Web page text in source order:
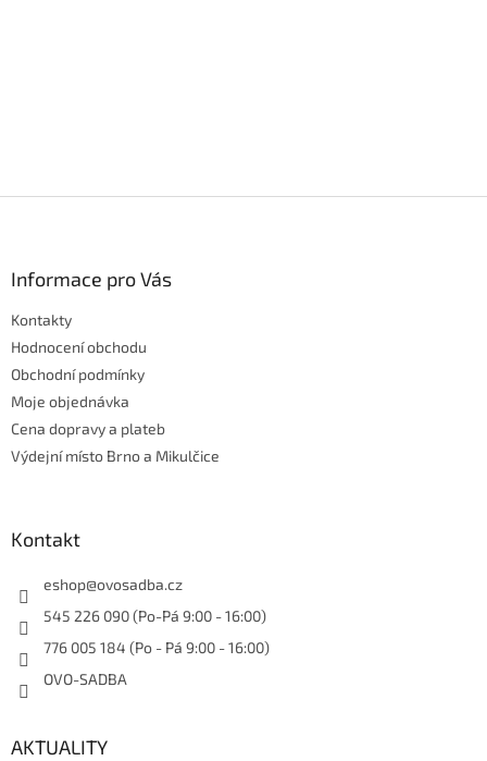
Informace pro Vás
Kontakty
Hodnocení obchodu
Obchodní podmínky
Moje objednávka
Cena dopravy a plateb
Výdejní místo Brno a Mikulčice
Kontakt
eshop@ovosadba.cz
545 226 090 (Po-Pá 9:00 - 16:00)
776 005 184 (Po - Pá 9:00 - 16:00)
OVO-SADBA
AKTUALITY